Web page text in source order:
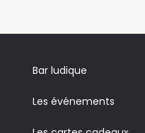
Bar ludique
Les événements